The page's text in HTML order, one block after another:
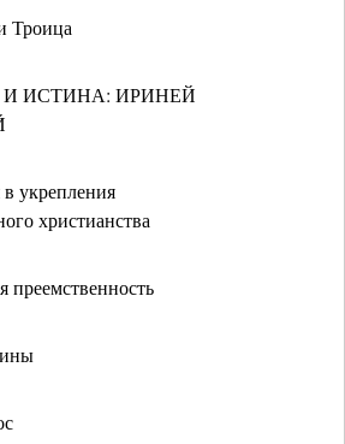
Троица
ИСТИНА: ИРИНЕЙ
укрепления
христианства
преемственность